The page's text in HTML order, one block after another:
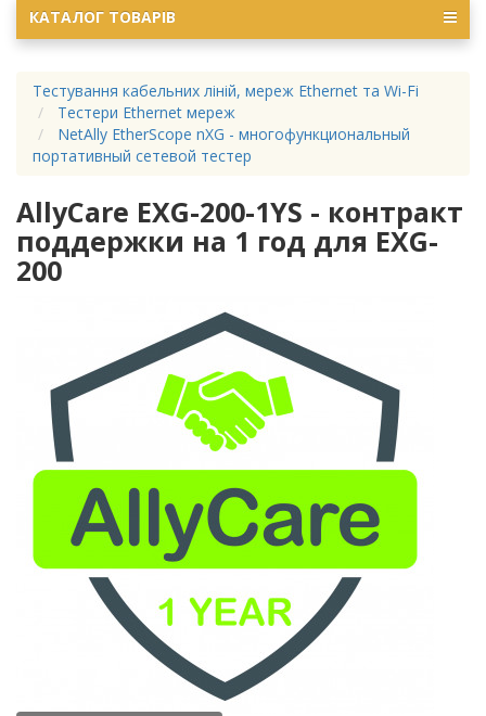
КАТАЛОГ ТОВАРІВ
Тестування кабельних ліній, мереж Ethernet та Wi-Fi
Тестери Ethernet мереж
NetAlly EtherScope nXG - многофункциональный
портативный сетевой тестер
AllyCare EXG-200-1YS - контракт
поддержки на 1 год для EXG-
200